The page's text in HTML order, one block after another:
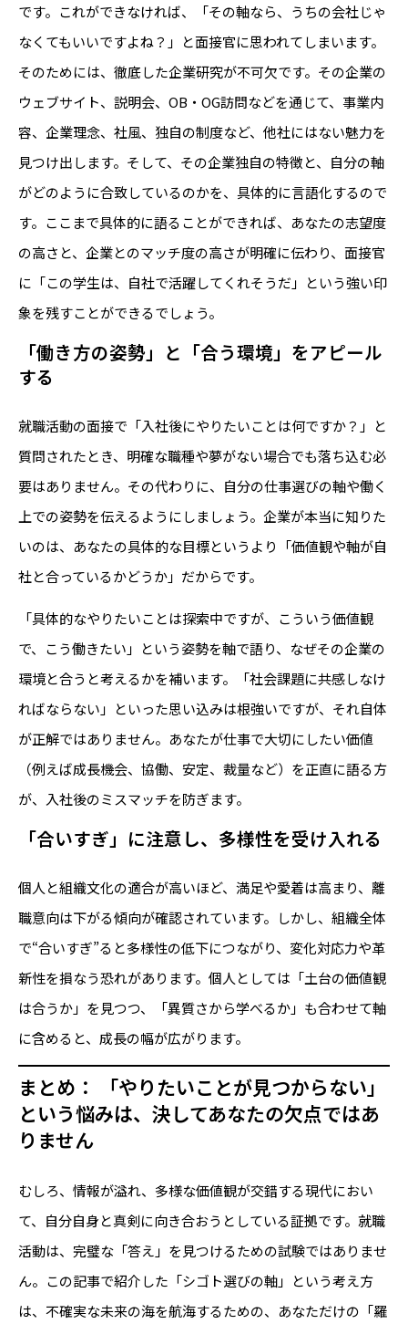
です。これができなければ、「その軸なら、うちの会社じゃ
なくてもいいですよね？」と面接官に思われてしまいます。
そのためには、徹底した企業研究が不可欠です。その企業の
ウェブサイト、説明会、OB・OG訪問などを通じて、事業内
容、企業理念、社風、独自の制度など、他社にはない魅力を
見つけ出します。そして、その企業独自の特徴と、自分の軸
がどのように合致しているのかを、具体的に言語化するので
す。ここまで具体的に語ることができれば、あなたの志望度
の高さと、企業とのマッチ度の高さが明確に伝わり、面接官
に「この学生は、自社で活躍してくれそうだ」という強い印
象を残すことができるでしょう。
「働き方の姿勢」と「合う環境」をアピール
する
就職活動の面接で「入社後にやりたいことは何ですか？」と
質問されたとき、明確な職種や夢がない場合でも落ち込む必
要はありません。その代わりに、自分の仕事選びの軸や働く
上での姿勢を伝えるようにしましょう。企業が本当に知りた
いのは、あなたの具体的な目標というより「価値観や軸が自
社と合っているかどうか」だからです。
「具体的なやりたいことは探索中ですが、こういう価値観
で、こう働きたい」という姿勢を軸で語り、なぜその企業の
環境と合うと考えるかを補います。「社会課題に共感しなけ
ればならない」といった思い込みは根強いですが、それ自体
が正解ではありません。あなたが仕事で大切にしたい価値
（例えば成長機会、協働、安定、裁量など）を正直に語る方
が、入社後のミスマッチを防ぎます。
「合いすぎ」に注意し、多様性を受け入れる
個人と組織文化の適合が高いほど、満足や愛着は高まり、離
職意向は下がる傾向が確認されています。しかし、組織全体
で“合いすぎ”ると多様性の低下につながり、変化対応力や革
新性を損なう恐れがあります。個人としては「土台の価値観
は合うか」を見つつ、「異質さから学べるか」も合わせて軸
に含めると、成長の幅が広がります。
まとめ： 「やりたいことが見つからない」
という悩みは、決してあなたの欠点ではあ
りません
むしろ、情報が溢れ、多様な価値観が交錯する現代におい
て、自分自身と真剣に向き合おうとしている証拠です。就職
活動は、完璧な「答え」を見つけるための試験ではありませ
ん。この記事で紹介した「シゴト選びの軸」という考え方
は、不確実な未来の海を航海するための、あなただけの「羅